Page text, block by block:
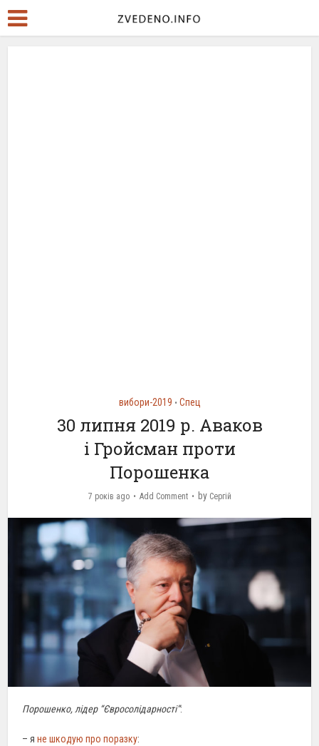
вибори-2019 • Спец
30 липня 2019 р. Аваков
і Гройсман проти
Порошенка
7 років ago Add Comment by Сергій
Порошенко, лідер “Євросолідарності”:
– яне шкодую про поразку: